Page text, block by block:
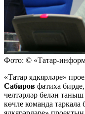
Фото: © «Татар-
«Татар ядкярләре»
Сабиров фатиха
челтәрләр белән
көчле команда